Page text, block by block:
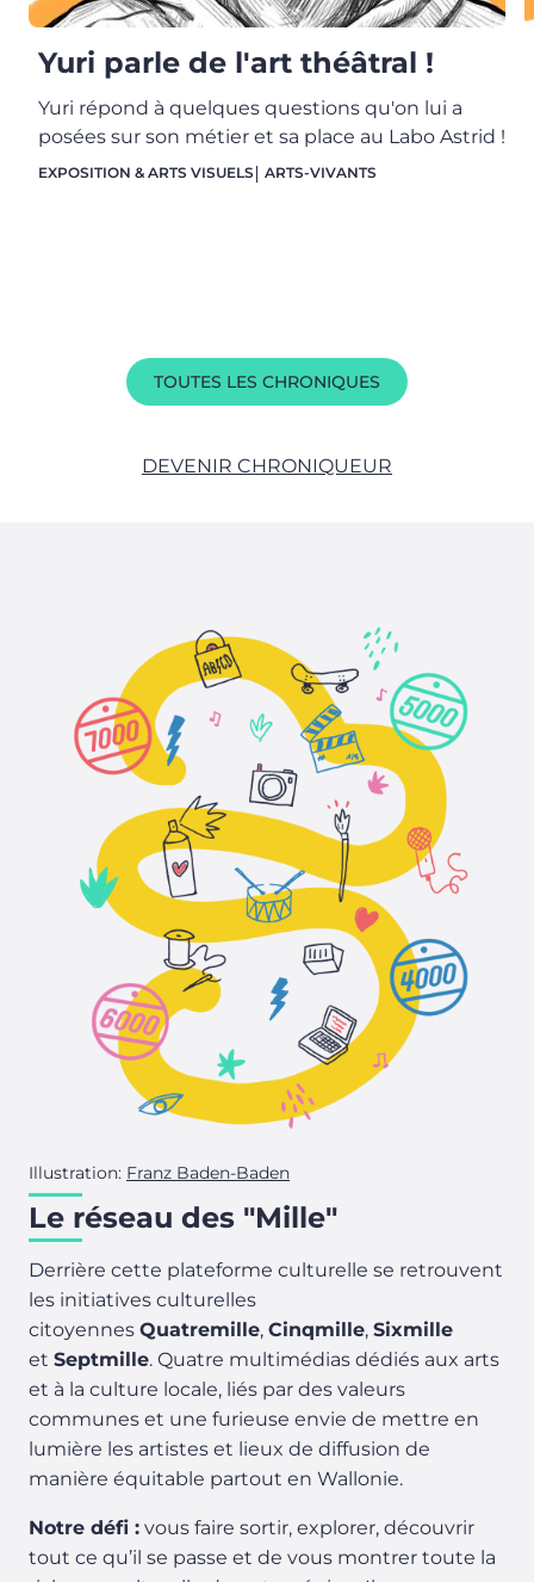
Yuri parle de l'art théâtral !
Yuri répond à quelques questions qu'on lui a
posées sur son métier et sa place au Labo Astrid !
EXPOSITION & ARTS VISUELS ARTS-VIVANTS
TOUTES LES CHRONIQUES
DEVENIR CHRONIQUEUR
Le réseau des "Mille"
Derrière cette plateforme culturelle se retrouvent
les initiatives culturelles
citoyennes Quatremille, Cinqmille, Sixmille
et Septmille. Quatre multimédias dédiés aux arts
et à la culture locale, liés par des valeurs
communes et une furieuse envie de mettre en
lumière les artistes et lieux de diffusion de
manière équitable partout en Wallonie.
Notre défi : vous faire sortir, explorer, découvrir
tout ce qu’il se passe et de vous montrer toute la
Illustration: Franz Baden-Baden